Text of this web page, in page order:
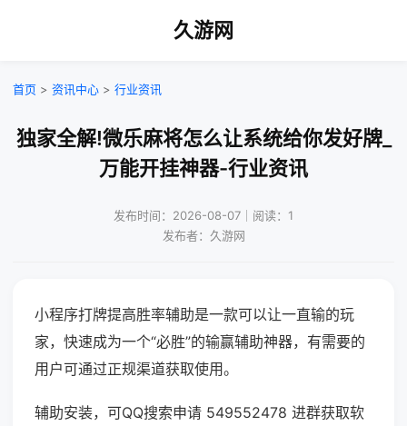
久游网
首页 > 资讯中心 > 行业资讯
独家全解!微乐麻将怎么让系统给你发好牌_
万能开挂神器-行业资讯
发布时间：2026-08-07｜阅读：1
发布者：久游网
小程序打牌提高胜率辅助是一款可以让一直输的玩
家，快速成为一个“必胜”的输赢辅助神器，有需要的
用户可通过正规渠道获取使用。
辅助安装，可QQ搜索申请 549552478 进群获取软